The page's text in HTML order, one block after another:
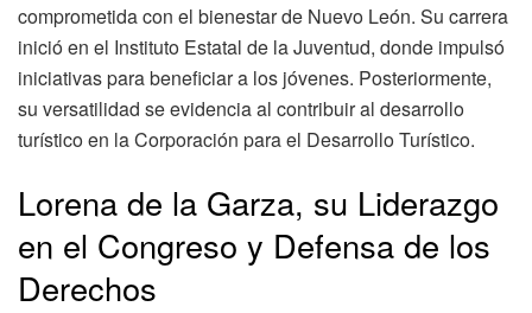
comprometida con el bienestar de Nuevo León. Su carrera
inició en el Instituto Estatal de la Juventud, donde impulsó
iniciativas para beneficiar a los jóvenes. Posteriormente,
su versatilidad se evidencia al contribuir al desarrollo
turístico en la Corporación para el Desarrollo Turístico.
Lorena de la Garza, su Liderazgo
en el Congreso y Defensa de los
Derechos